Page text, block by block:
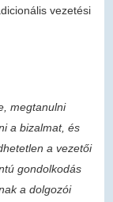
vezetési
megtanulni
a bizalmat, és
a vezetői
gondolkodás
a dolgozói